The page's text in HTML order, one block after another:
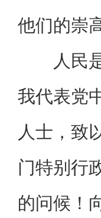
他们的崇
人民
我代表党
人士，致
门特别行
的问候！